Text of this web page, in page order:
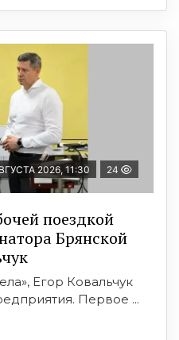
2026, 11:30 24
поездкой
Брянской
Егор Ковальчук
Первое ...